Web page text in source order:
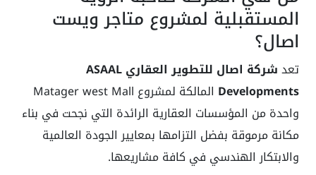
المستقبلية لمشروع متاجر ويست
اصال؟
تعد
شركة اصال للتطوير العقاري ASAAL
Developments
المالكة لمشروع Matager west Mall
واحدة من المؤسسات العقارية الرائدة التي نجحت في بناء
مكانة مرموقة بفضل التزامها بمعايير الجودة العالمية
والابتكار الهندسي في كافة مشاريعها.